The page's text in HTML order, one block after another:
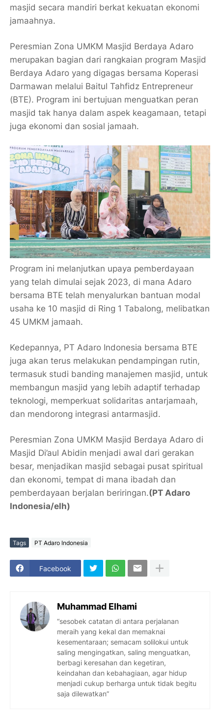
masjid secara mandiri berkat kekuatan ekonomi
jamaahnya.
Peresmian Zona UMKM Masjid Berdaya Adaro
merupakan bagian dari rangkaian program Masjid
Berdaya Adaro yang digagas bersama Koperasi
Darmawan melalui Baitul Tahfidz Entrepreneur
(BTE). Program ini bertujuan menguatkan peran
masjid tak hanya dalam aspek keagamaan, tetapi
juga ekonomi dan sosial jamaah.
Program ini melanjutkan upaya pemberdayaan
yang telah dimulai sejak 2023, di mana Adaro
bersama BTE telah menyalurkan bantuan modal
usaha ke 10 masjid di Ring 1 Tabalong, melibatkan
45 UMKM jamaah.
Kedepannya, PT Adaro Indonesia bersama BTE
juga akan terus melakukan pendampingan rutin,
termasuk studi banding manajemen masjid, untuk
membangun masjid yang lebih adaptif terhadap
teknologi, memperkuat solidaritas antarjamaah,
dan mendorong integrasi antarmasjid.
Peresmian Zona UMKM Masjid Berdaya Adaro di
Masjid Di’aul Abidin menjadi awal dari gerakan
besar, menjadikan masjid sebagai pusat spiritual
dan ekonomi, tempat di mana ibadah dan
pemberdayaan berjalan beriringan.(PT Adaro
Indonesia/elh)
Tags PT Adaro Indonesia
Facebook
Muhammad Elhami
“sesobek catatan di antara perjalanan
meraih yang kekal dan memaknai
kesementaraan; semacam solilokui untuk
saling mengingatkan, saling menguatkan,
berbagi keresahan dan kegetiran,
keindahan dan kebahagiaan, agar hidup
menjadi cukup berharga untuk tidak begitu
saja dilewatkan”